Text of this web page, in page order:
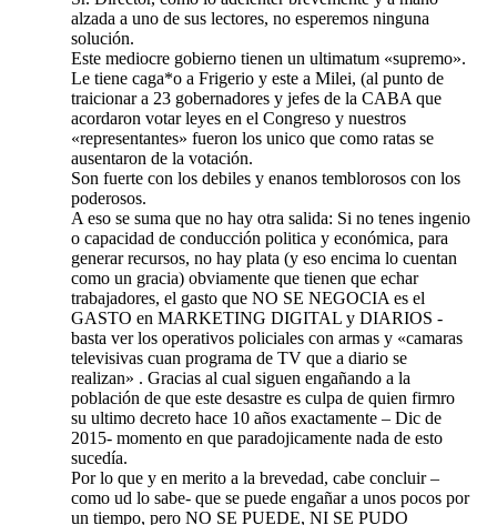
alzada a uno de sus lectores, no esperemos ninguna
solución.
Este mediocre gobierno tienen un ultimatum «supremo».
Le tiene caga*o a Frigerio y este a Milei, (al punto de
traicionar a 23 gobernadores y jefes de la CABA que
acordaron votar leyes en el Congreso y nuestros
«representantes» fueron los unico que como ratas se
ausentaron de la votación.
Son fuerte con los debiles y enanos temblorosos con los
poderosos.
A eso se suma que no hay otra salida: Si no tenes ingenio
o capacidad de conducción politica y económica, para
generar recursos, no hay plata (y eso encima lo cuentan
como un gracia) obviamente que tienen que echar
trabajadores, el gasto que NO SE NEGOCIA es el
GASTO en MARKETING DIGITAL y DIARIOS -
basta ver los operativos policiales con armas y «camaras
televisivas cuan programa de TV que a diario se
realizan» . Gracias al cual siguen engañando a la
población de que este desastre es culpa de quien firmro
su ultimo decreto hace 10 años exactamente – Dic de
2015- momento en que paradojicamente nada de esto
sucedía.
Por lo que y en merito a la brevedad, cabe concluir –
como ud lo sabe- que se puede engañar a unos pocos por
un tiempo, pero NO SE PUEDE, NI SE PUDO